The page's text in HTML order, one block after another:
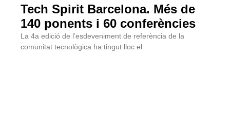
Tech Spirit Barcelona. Més de
140 ponents i 60 conferències
La 4a edició de l’esdeveniment de referència de la
comunitat tecnològica ha tingut lloc el